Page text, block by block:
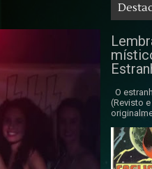
O
(Revisto